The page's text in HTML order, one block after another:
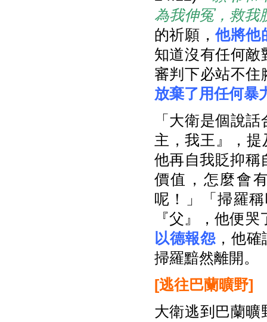
為我伸冤，救我
的祈願，他將他
知道沒有任何敵
審判下必站不住
放棄了用任何暴
「大衛是個說
主，我王』，
他再自我貶抑
價值，怎麼會
呢！」「掃羅
『父』，他便
以德報怨 ，他
掃羅黯然離開。
[逃往巴蘭曠野]
大衛逃到巴蘭曠